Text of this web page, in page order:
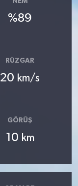
%89
RÜZGAR
20 km/s
GÖRÜŞ
10 km